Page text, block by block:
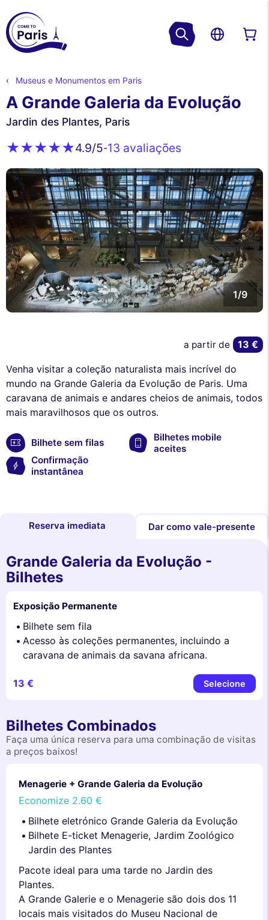
Museus e Monumentos em Paris
A Grande Galeria da Evolução
Jardin des Plantes, Paris
4.9/5-13 avaliações
1/9
Venha visitar a coleção naturalista mais incrível do
mundo na Grande Galeria da Evolução de Paris. Uma
caravana de animais e andares cheios de animais, todos
mais maravilhosos que os outros.
Bilhete sem filas
Bilhetes mobile
aceites
Confirmação
instantânea
a partir de 13 €
Reserva imediata Dar como vale-presente
Grande Galeria da Evolução -
Bilhetes
Exposição Permanente
Bilhete sem fila
Acesso às coleções permanentes, incluindo a
caravana de animais da savana africana.
13 € Selecione
Bilhetes Combinados
Faça uma única reserva para uma combinação de visitas
a preços baixos!
Menagerie + Grande Galeria da Evolução
Economize 2.60 €
Bilhete eletrónico Grande Galeria da Evolução
Bilhete E-ticket Menagerie, Jardim Zoológico
Jardin des Plantes
Pacote ideal para uma tarde no Jardin des
Plantes.
A Grande Galerie e o Menagerie são dois dos 11
locais mais visitados do Museu Nacional de